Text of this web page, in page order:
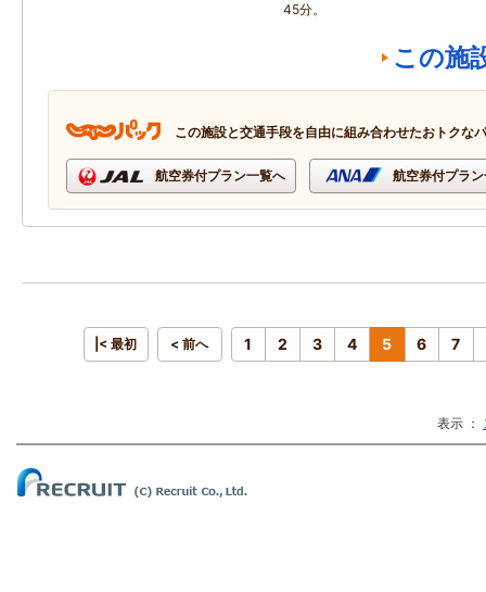
45分。
この施
この施設と交通手段を自由に組み合わせたおトクな
航空券付プラン一覧へ 航空券付プラ
|< 最初 < 前へ 1 2 3 4 5 6 7
表示 ：